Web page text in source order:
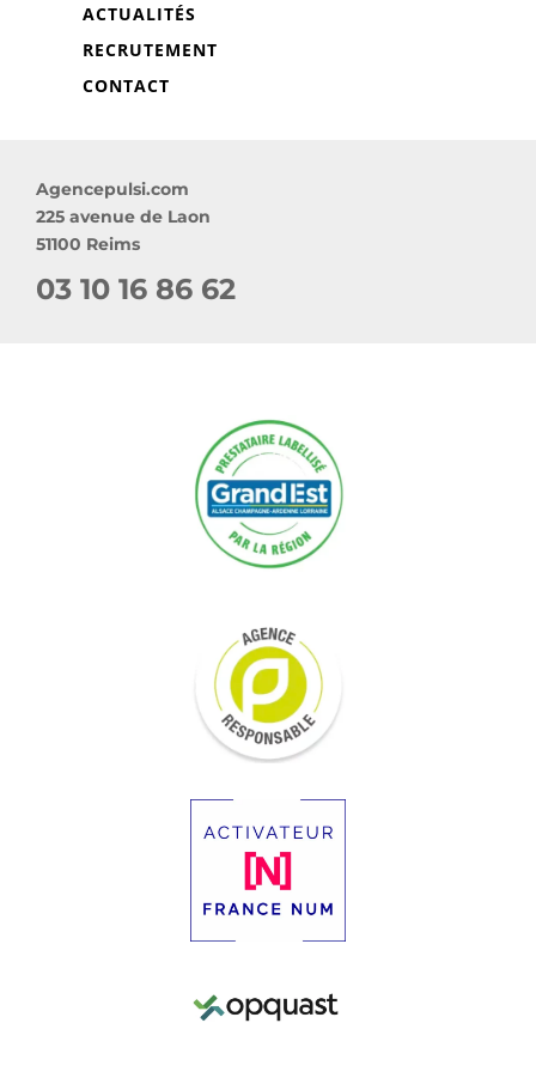
ACTUALITÉS
RECRUTEMENT
CONTACT
Agencepulsi.com
225 avenue de Laon
51100 Reims
03 10 16 86 62